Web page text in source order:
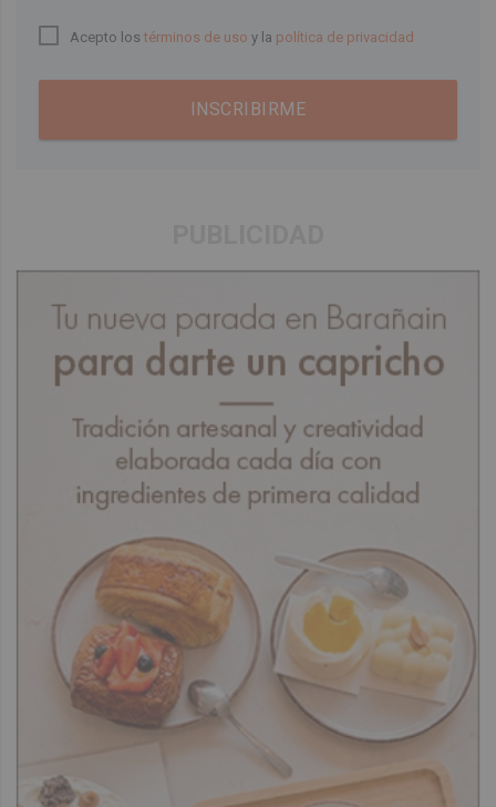
Acepto lostérminos de uso y la política de privacidad
INSCRIBIRME